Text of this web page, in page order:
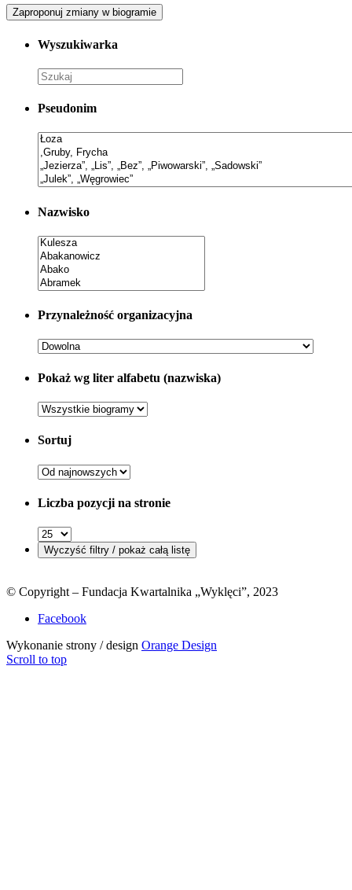
Zaproponuj zmiany w biogramie
Wyszukiwarka
Pseudonim
Nazwisko
Przynależność organizacyjna
Pokaż wg liter alfabetu (nazwiska)
Sortuj
Liczba pozycji na stronie
© Copyright – Fundacja Kwartalnika „Wyklęci”, 2023
Facebook
Wykonanie strony / design Orange Design
Scroll to top